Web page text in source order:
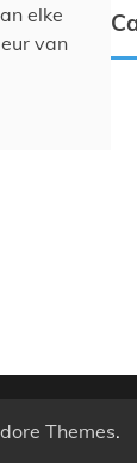
elke
van
Themes.